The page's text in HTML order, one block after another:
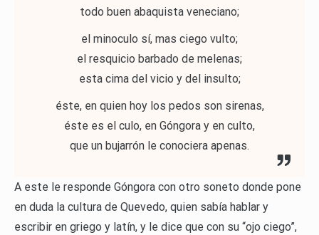
todo buen abaquista veneciano;
el minoculo sí, mas ciego vulto;
el resquicio barbado de melenas;
esta cima del vicio y del insulto;
éste, en quien hoy los pedos son sirenas,
éste es el culo, en Góngora y en culto,
que un bujarrón le conociera apenas.
A este le responde Góngora con otro soneto donde pone
en duda la cultura de Quevedo, quien sabía hablar y
escribir en griego y latín, y le dice que con su “ojo ciego”,